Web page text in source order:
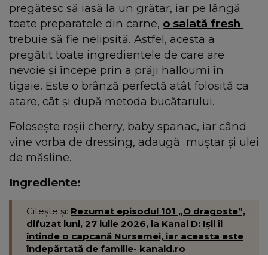
pregătesc să iasă la un grătar, iar pe lângă
toate preparatele din carne, o salată fresh
trebuie să fie nelipsită. Astfel, acesta a
pregătit toate ingredientele de care are
nevoie și începe prin a prăji halloumi în
tigaie. Este o brânză perfectă atât folosită ca
atare, cât și după metoda bucătarului.
Folosește roșii cherry, baby spanac, iar când
vine vorba de dressing, adaugă muștar și ulei
de măsline.
Ingrediente:
Citește și: Rezumat episodul 101 „O dragoste”,
difuzat luni, 27 iulie 2026, la Kanal D: Ișil îi
întinde o capcană Nursemei, iar aceasta este
îndepărtată de familie- kanald.ro